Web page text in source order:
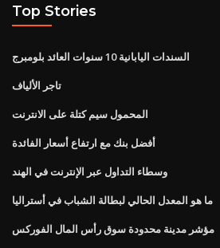
Top Stories
السندات اليابانية 10 سنوات العائد بلومبرج
تاجر الألياف
المحمول سيم كتلة على الانترنت
أفضل بنك مع ارتفاع أسعار الفائدة
وسطاء التداول عبر الإنترنت في الهند
ما هو المعدل الحالي لبطالة الشباب في أستراليا
مؤشر مدينة محدودة سوق رأس المال الفوركس